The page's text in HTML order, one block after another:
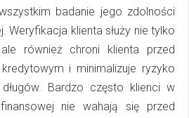
badanie jego zdolności
Weryfikacja klienta służy nie tylko
również chroni klienta przed
i minimalizuje ryzyko
Bardzo często klienci w
nie wahają się przed